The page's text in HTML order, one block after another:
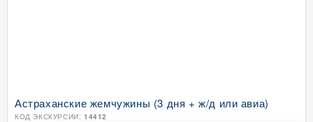
Астраханские жемчужины (3 дня + ж/д или авиа)
КОД ЭКСКУРСИИ: 14412